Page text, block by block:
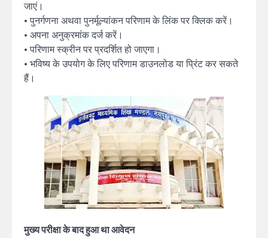
जाएं।
• पुनर्गणना अथवा पुनर्मूल्यांकन परिणाम के लिंक पर क्लिक करें।
• अपना अनुक्रमांक दर्ज करें।
• परिणाम स्क्रीन पर प्रदर्शित हो जाएगा।
• भविष्य के उपयोग के लिए परिणाम डाउनलोड या प्रिंट कर सकते
हैं।
मुख्य परीक्षा के बाद हुआ था आवेदन